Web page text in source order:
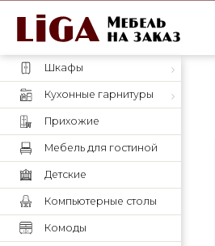
Шкафы
Кухонные гарнитуры
Прихожие
Мебель для гостиной
Детские
Компьютерные столы
Комоды